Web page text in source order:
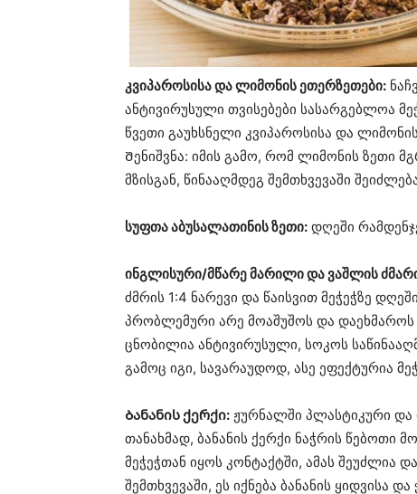
კვიპაროსისა და ლიმონის ეთერზეთები:
ანტივირუსული თვისებები სასარგებლოა
წვეთი გაუხსნელი კვიპაროსისა და
Შენიშვნა: იმის გამო, რომ ლიმონის ზეთი
მზისგან, წინააღმდეგ შემთხვევაში
სუფთა აბუსალათინის ზეთი: დღეში
ინგლისური/მწარე მარილი და ვაშლის
ძმრის 1:4 ნარევი და წაისვით მეჭეჭზე
პრობლემური არე მოაშუშოს და დაეხმაროს
ცნობილია ანტივირუსული, სოკოს
გამოც იგი, სავარაუდოდ, ასე ეფექტურია
Ბანანის ქერქი: ჟურნალში პლასტიკური და
თანახმად, ბანანის ქერქი ნაჭრის წებოთი
მეჭეჭთან იყოს კონტაქტში, ამას შეუძლია
შემთხვევაში, ეს იქნება ბანანის ყიდვისა და